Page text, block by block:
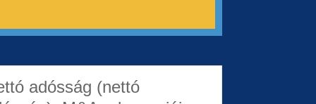
adósság (nettó